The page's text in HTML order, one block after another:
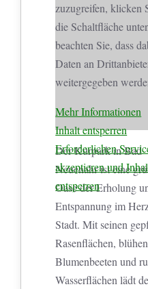
zuzugreifen, klicken
die Schaltfläche
beachten Sie, dass
Daten an
weitergegeben
Mehr Informationen
Inhalt entsperren
Erforderlichen
akzeptieren und
entsperren
Der Kurpark in Bad
Neuenahr ist eine
Oase der Erholung
Entspannung im
Stadt. Mit seinen
Rasenflächen,
Blumenbeeten und
Wasserflächen lädt